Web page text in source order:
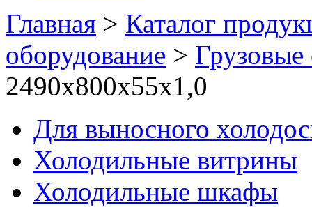
Главная > Каталог
оборудование > Грузовые
2490х800х55х1,0
Для выносного
Холодильные витрины
Холодильные шкафы